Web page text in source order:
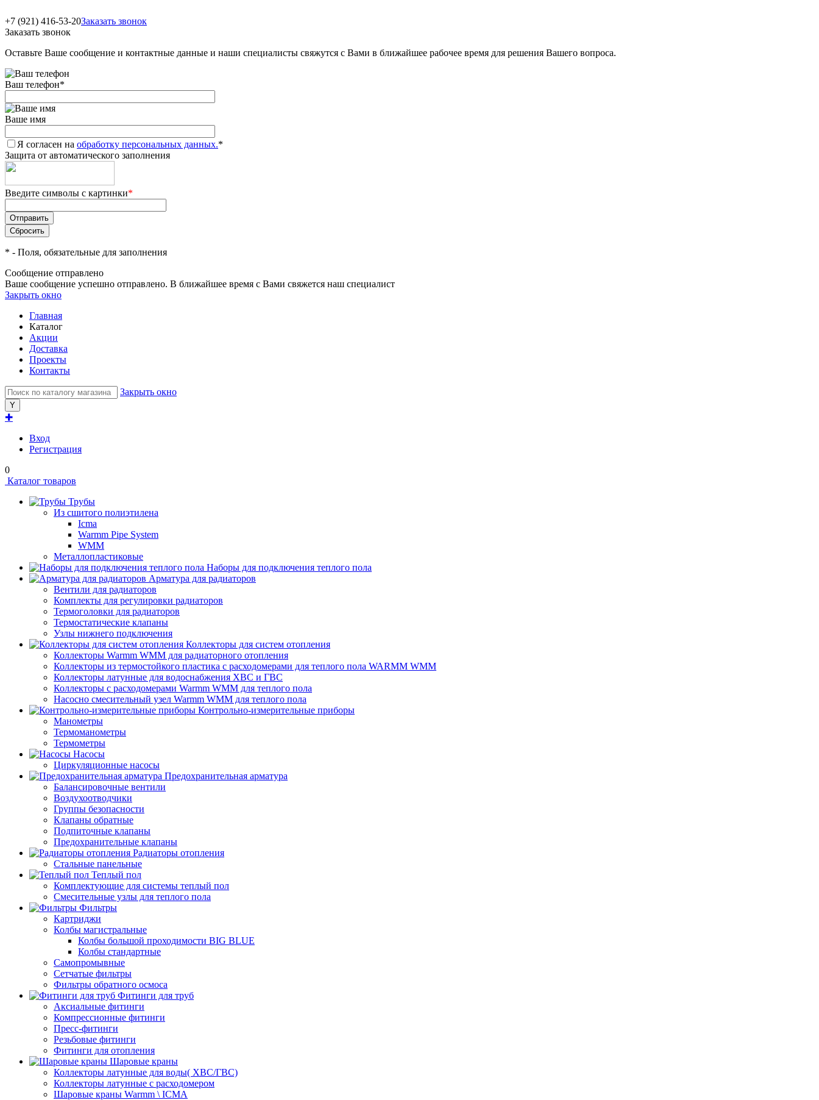
+7 (921) 416-53-20Заказать звонок
Заказать звонок
Оставьте Ваше сообщение и контактные данные и наши специалисты свяжутся с Вами в ближайшее рабочее время для решения Вашего вопроса.
Ваш телефон*
Ваше имя
Я согласен на обработку персональных данных.*
Защита от автоматического заполнения
Введите символы с картинки*
* - Поля, обязательные для заполнения
Сообщение отправлено
Ваше сообщение успешно отправлено. В ближайшее время с Вами свяжется наш специалист
Закрыть окно
Главная
Каталог
Акции
Доставка
Проекты
Контакты
Закрыть окно
✚
Вход
Регистрация
0
Каталог товаров
Трубы
Из сшитого полиэтилена
Icma
Warmm Pipe System
WMM
Металлопластиковые
Наборы для подключения теплого пола
Арматура для радиаторов
Вентили для радиаторов
Комплекты для регулировки радиаторов
Термоголовки для радиаторов
Термостатические клапаны
Узлы нижнего подключения
Коллекторы для систем отопления
Коллекторы Warmm WMM для радиаторного отопления
Коллекторы из термостойкого пластика с расходомерами для теплого пола WARMM WMM
Коллекторы латунные для водоснабжения ХВС и ГВС
Коллекторы с расходомерами Warmm WMM для теплого пола
Насосно смесительный узел Warmm WMM для теплого пола
Контрольно-измерительные приборы
Манометры
Термоманометры
Термометры
Насосы
Циркуляционные насосы
Предохранительная арматура
Балансировочные вентили
Воздухоотводчики
Группы безопасности
Клапаны обратные
Подпиточные клапаны
Предохранительные клапаны
Радиаторы отопления
Стальные панельные
Теплый пол
Комплектующие для системы теплый пол
Смесительные узлы для теплого пола
Фильтры
Картриджи
Колбы магистральные
Колбы большой проходимости BIG BLUE
Колбы стандартные
Самопромывные
Сетчатые фильтры
Фильтры обратного осмоса
Фитинги для труб
Аксиальные фитинги
Компрессионные фитинги
Пресс-фитинги
Резьбовые фитинги
Фитинги для отопления
Шаровые краны
Коллекторы латунные для воды( ХВС/ГВС)
Коллекторы латунные с расходомером
Шаровые краны Warmm \ ICMA